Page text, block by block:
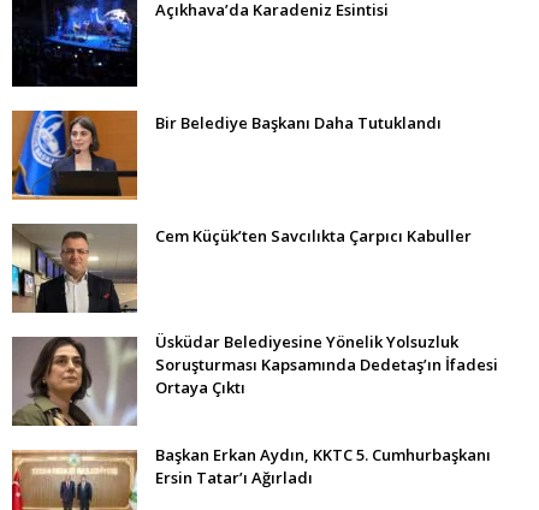
Açıkhava’da Karadeniz Esintisi
Bir Belediye Başkanı Daha Tutuklandı
Cem Küçük’ten Savcılıkta Çarpıcı Kabuller
Üsküdar Belediyesine Yönelik Yolsuzluk
Soruşturması Kapsamında Dedetaş’ın İfadesi
Ortaya Çıktı
Başkan Erkan Aydın, KKTC 5. Cumhurbaşkanı
Ersin Tatar’ı Ağırladı